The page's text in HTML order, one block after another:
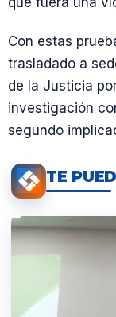
Con estas
trasladado a
de la Justicia
investigación
segundo
TE